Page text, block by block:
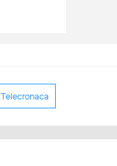
Telecronaca